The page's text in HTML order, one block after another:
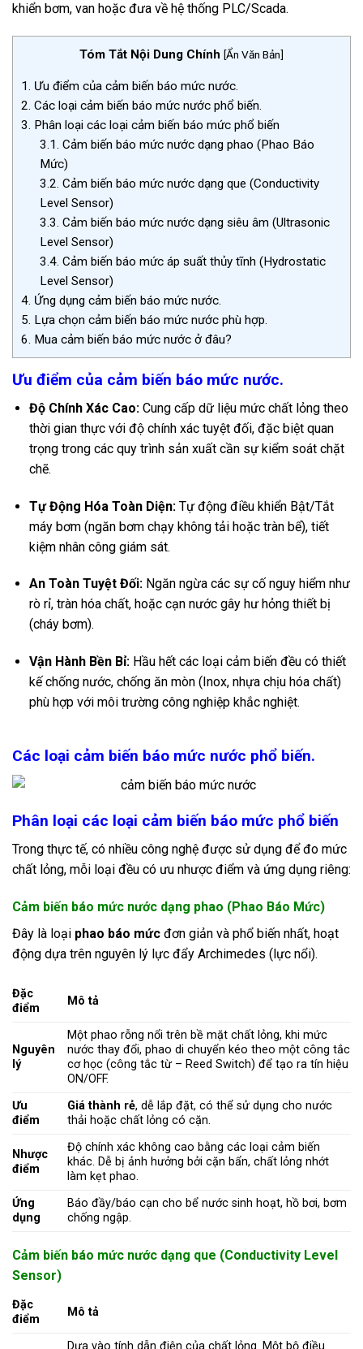
khiển bơm, van hoặc đưa về hệ thống PLC/Scada.
Tóm Tắt Nội Dung Chính [Ẩn Văn Bản]
1. Ưu điểm của cảm biến báo mức nước.
2. Các loại cảm biến báo mức nước phổ biến.
3. Phân loại các loại cảm biến báo mức phổ biến
3.1. Cảm biến báo mức nước dạng phao (Phao Báo
Mức)
3.2. Cảm biến báo mức nước dạng que (Conductivity
Level Sensor)
3.3. Cảm biến báo mức nước dạng siêu âm (Ultrasonic
Level Sensor)
3.4. Cảm biến báo mức áp suất thủy tĩnh (Hydrostatic
Level Sensor)
4. Ứng dụng cảm biến báo mức nước.
5. Lựa chọn cảm biến báo mức nước phù hợp.
6. Mua cảm biến báo mức nước ở đâu?
Ưu điểm của cảm biến báo mức nước.
Độ Chính Xác Cao:Cung cấp dữ liệu mức chất lỏng theo
thời gian thực với độ chính xác tuyệt đối, đặc biệt quan
trọng trong các quy trình sản xuất cần sự kiểm soát chặt
chẽ.
Tự Động Hóa Toàn Diện:Tự động điều khiển Bật/Tắt
máy bơm (ngăn bơm chạy không tải hoặc tràn bể), tiết
kiệm nhân công giám sát.
An Toàn Tuyệt Đối:Ngăn ngừa các sự cố nguy hiểm như
rò rỉ, tràn hóa chất, hoặc cạn nước gây hư hỏng thiết bị
(cháy bơm).
Vận Hành Bền Bỉ:Hầu hết các loại cảm biến đều có thiết
kế chống nước, chống ăn mòn (Inox, nhựa chịu hóa chất)
phù hợp với môi trường công nghiệp khắc nghiệt.
Các loại cảm biến báo mức nước phổ biến.
Phân loại các loại cảm biến báo mức phổ biến
Trong thực tế, có nhiều công nghệ được sử dụng để đo mức
chất lỏng, mỗi loại đều có ưu nhược điểm và ứng dụng riêng:
Cảm biến báo mức nước dạng phao (Phao Báo Mức)
Đây là loại phao báo mức đơn giản và phổ biến nhất, hoạt
động dựa trên nguyên lý lực đẩy Archimedes (lực nổi).
Đặc
điểm
Mô tả
Nguyên
lý
Một phao rỗng nổi trên bề mặt chất lỏng, khi mức
nước thay đổi, phao di chuyển kéo theo một công tắc
cơ học (công tắc từ – Reed Switch) để tạo ra tín hiệu
ON/OFF.
Ưu
điểm
Giá thành rẻ, dễ lắp đặt, có thể sử dụng cho nước
thải hoặc chất lỏng có cặn.
Nhược
điểm
Độ chính xác không cao bằng các loại cảm biến
khác. Dễ bị ảnh hưởng bởi cặn bẩn, chất lỏng nhớt
làm kẹt phao.
Ứng
dụng
Báo đầy/báo cạn cho bể nước sinh hoạt, hồ bơi, bơm
chống ngập.
Cảm biến báo mức nước dạng que (Conductivity Level
Sensor)
Đặc
điểm
Mô tả
Dựa vào tính dẫn điện của chất lỏng. Một bộ điều